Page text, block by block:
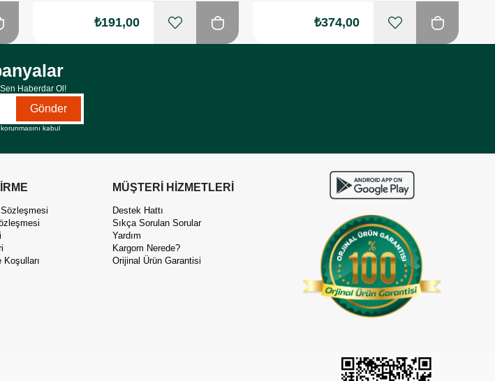
₺191,00 ₺374,00
Haberdar Ol!
Gönder
korunmasını kabul
MÜŞTERİ HİZMETLERİ
Destek Hattı
Sıkça Sorulan Sorular
Yardım
Kargom Nerede?
Orijinal Ürün Garantisi